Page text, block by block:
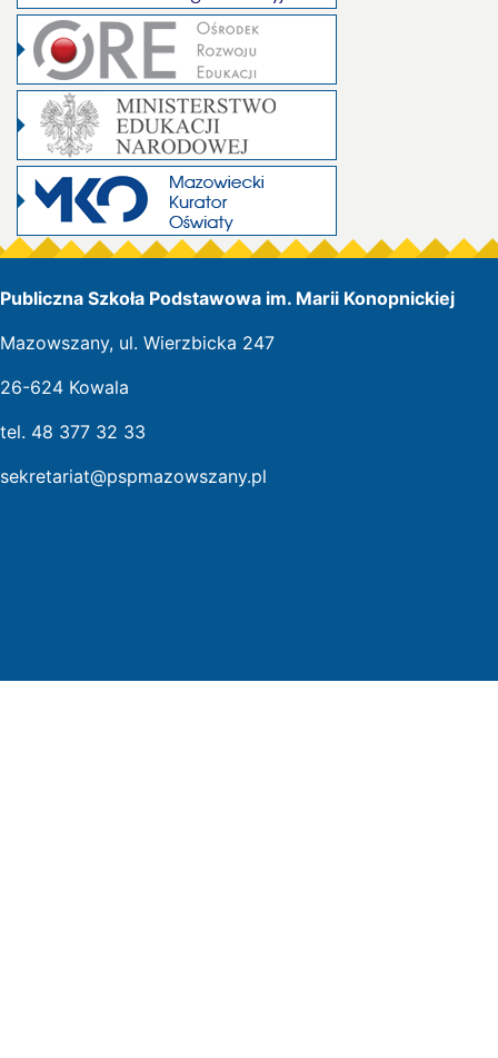
Publiczna Szkoła Podstawowa im. Marii Konopnickiej
Mazowszany, ul. Wierzbicka 247
26-624 Kowala
tel. 48 377 32 33
sekretariat@pspmazowszany.pl